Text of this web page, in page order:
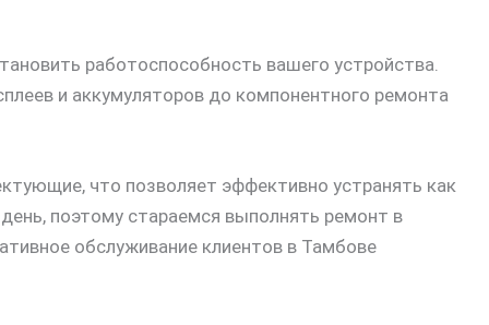
работоспособность вашего устройства.
и аккумуляторов до компонентного ремонта
что позволяет эффективно устранять как
поэтому стараемся выполнять ремонт в
обслуживание клиентов в Тамбове